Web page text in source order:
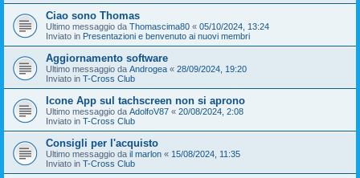
Ciao sono Thomas
Ultimo messaggio da Thomascima80 « 05/10/2024, 13:24
Inviato in Presentazioni e benvenuto ai nuovi membri
Aggiornamento software
Ultimo messaggio da Androgea « 28/09/2024, 19:20
Inviato in T-Cross Club
Icone App sul tachscreen non si aprono
Ultimo messaggio da AdolfoV87 « 20/08/2024, 2:08
Inviato in T-Cross Club
Consigli per l'acquisto
Ultimo messaggio da il marlon « 15/08/2024, 11:35
Inviato in T-Cross Club